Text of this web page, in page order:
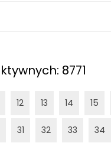
8771
12 13 14 15
31 32 33 34